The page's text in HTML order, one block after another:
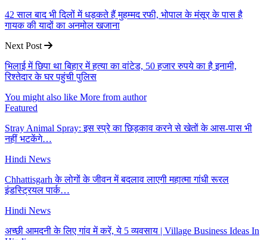
42 साल बाद भी दिलों में धड़कते हैं मुहम्मद रफी, भोपाल के मंसूर के पास है
गायक की यादों का अनमोल खजाना
Next Post
भिलाई में छिपा था बिहार में हत्या का वांटेड, 50 हजार रुपये का है इनामी,
रिश्तेदार के घर पहुंची पुलिस
You might also like More from author
Featured
Stray Animal Spray: इस स्प्रे का छिड़काव करने से खेतों के आस-पास भी
नहीं भटकेंगे…
Hindi News
Chhattisgarh के लोगों के जीवन में बदलाव लाएगी महात्मा गांधी रूरल
इंडस्ट्रियल पार्क…
Hindi News
अच्छी आमदनी के लिए गांव में करें, ये 5 व्यवसाय | Village Business Ideas In